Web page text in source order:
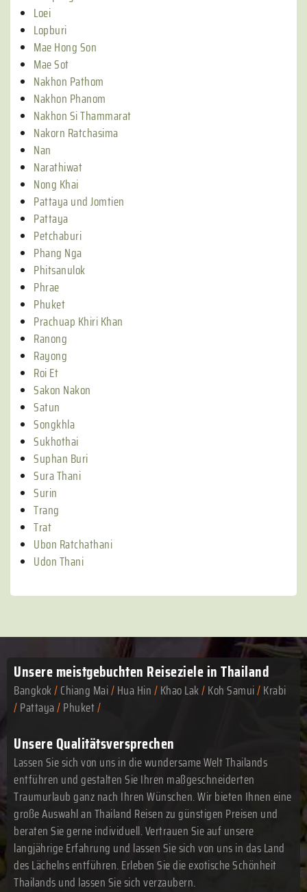
Loei
Lopburi
Mae Hong Son
Mae Sot
Nakhon Pathom
Nakhon Phanom
Nakhon Si Thammarat
Nakorn Ratchasima
Nan
Narathiwat
Nong Khai
Pattaya und Jomtien
Pattaya
Petchaburi
Phang Nga
Phitsanulok
Phrae
Phuket
Prachuap Khiri Khan
Ranong
Rayong
Roi Et
Sakon Nakon
Satun
Songkhla
Sukhothai
Suphan Buri
Sura Thani
Surin
Trang
Trat
Ubon Ratchathani
Udon Thani
Unsere meistgebuchten Reiseziele in Thailand
Bangkok/Chiang Mai/Hua Hin/Khao Lak/Koh Samui/Krabi
/Pattaya/Phuket/
Unsere Qualitätsversprechen
Lassen Sie sich von uns in die wundersame Welt Thailands
entführen und gestalten Sie Ihren maßgeschneiderten
Traumurlaub ganz nach Ihren Wünschen. Wir bieten Ihnen eine
große Auswahl an Thailand Reisen zu günstigen Preisen und
beraten Sie gerne individuell. Vertrauen Sie auf unsere
langjährige Erfahrung und lassen Sie sich von uns in das Land
des Lächelns entführen. Erleben Sie die exotische Schönheit
Thailands und lassen Sie sich verzaubern.